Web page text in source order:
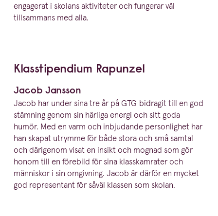
engagerat i skolans aktiviteter och fungerar väl
tillsammans med alla.
Klassti­pendium Rapunzel
Jacob Jansson
Jacob har under sina tre år på GTG bidragit till en god
stämning genom sin härliga energi och sitt goda
humör. Med en varm och inbjudande person­lighet har
han skapat utrymme för både stora och små samtal
och därigenom visat en insikt och mognad som gör
honom till en förebild för sina klass­kam­rater och
människor i sin omgivning. Jacob är därför en mycket
god repre­sentant för såväl klassen som skolan.